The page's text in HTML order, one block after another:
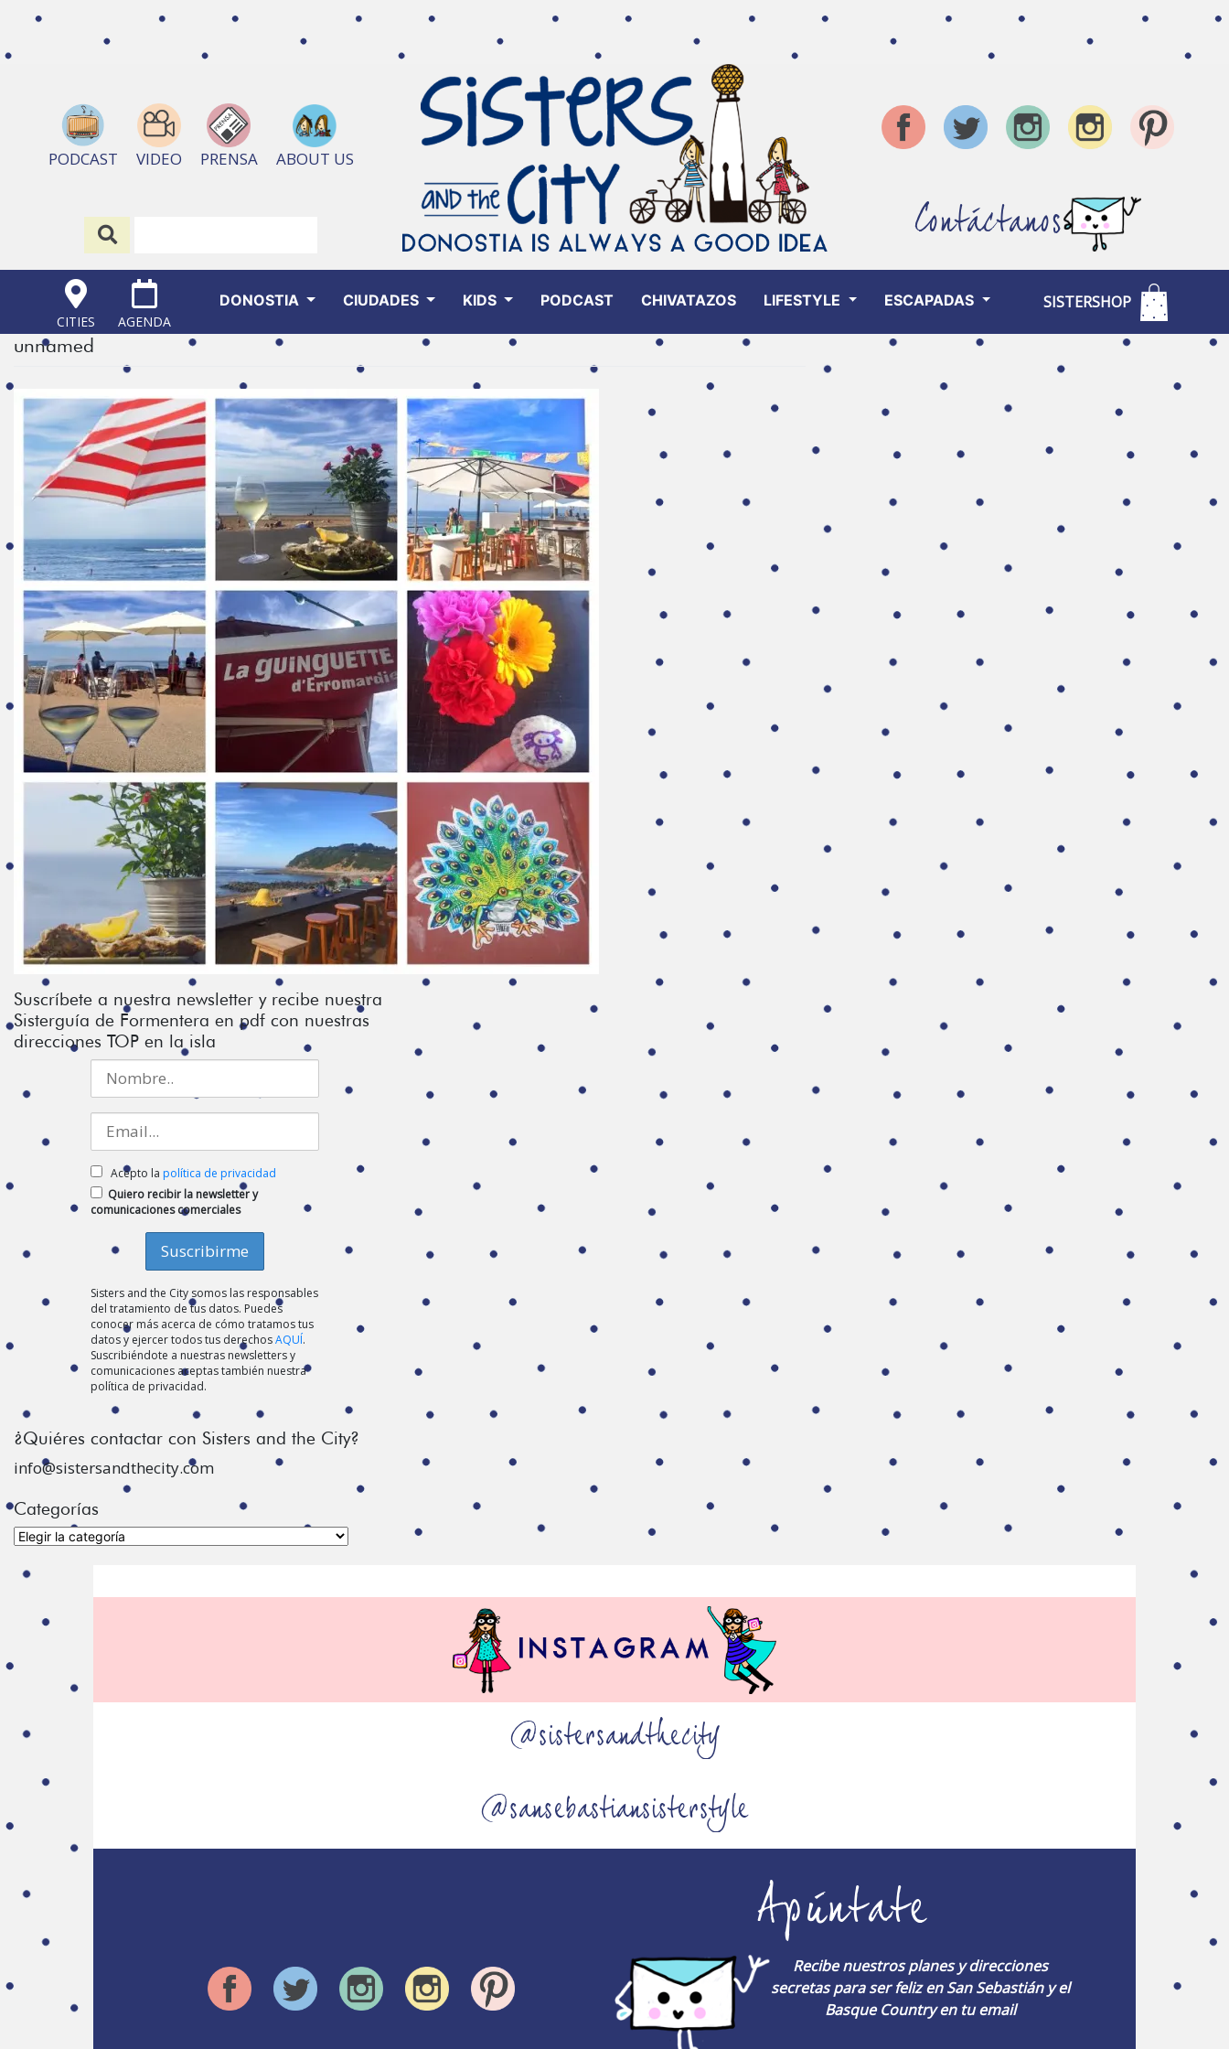
PODCAST VIDEO PRENSA ABOUT US
Contáctanos
CITIES AGENDA
DONOSTIA CIUDADES KIDS PODCAST CHIVATAZOS LIFESTYLE ESCAPADAS SISTERSHOP
unnamed
Suscríbete a nuestra newsletter y recibe nuestra
Sisterguía de Formentera en pdf con nuestras
direcciones TOP en la isla
Acepto la política de privacidad
Quiero recibir la newsletter y
comunicaciones comerciales
Sisters and the City somos las responsables
del tratamiento de tus datos. Puedes
conocer más acerca de cómo tratamos tus
datos y ejercer todos tus derechosAQUÍ.
Suscribiéndote a nuestras newsletters y
comunicaciones aceptas también nuestra
política de privacidad.
¿Quiéres contactar con Sisters and the City?
info@sistersandthecity.com
Categorías
Categorías
@sistersandthecity
@sansebastiansisterstyle
Apúntate
Recibe nuestros planes y direcciones
secretas para ser feliz en San Sebastián y el
Basque Country en tu email